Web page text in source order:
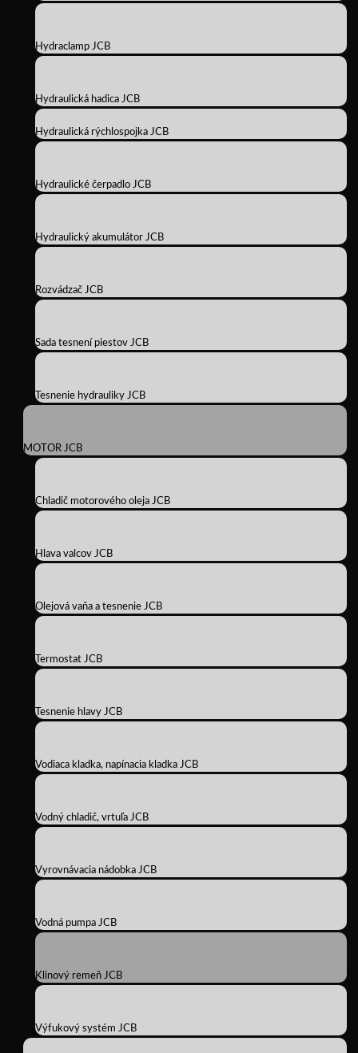
Hydraclamp JCB
Hydraulická hadica JCB
Hydraulická rýchlospojka JCB
Hydraulické čerpadlo JCB
Hydraulický akumulátor JCB
Rozvádzač JCB
Sada tesnení piestov JCB
Tesnenie hydrauliky JCB
MOTOR JCB
Chladič motorového oleja JCB
Hlava valcov JCB
Olejová vaňa a tesnenie JCB
Termostat JCB
Tesnenie hlavy JCB
Vodiaca kladka, napínacia kladka JCB
Vodný chladič, vrtuľa JCB
Vyrovnávacia nádobka JCB
Vodná pumpa JCB
Klinový remeň JCB
Výfukový systém JCB